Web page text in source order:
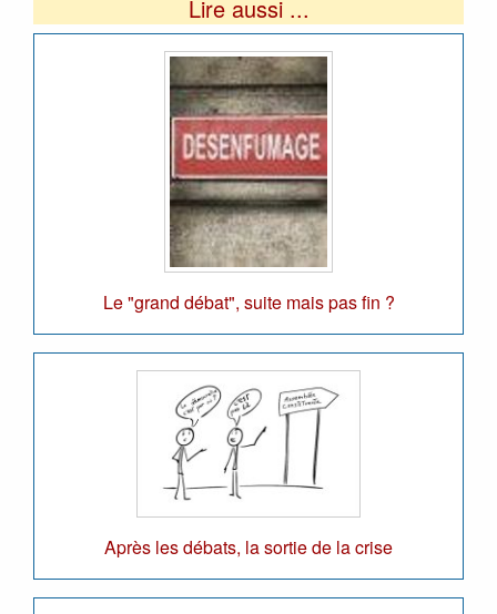
Lire aussi ...
Le "grand débat", suite mais pas fin ?
Après les débats, la sortie de la crise